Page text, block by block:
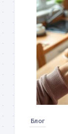
Блог